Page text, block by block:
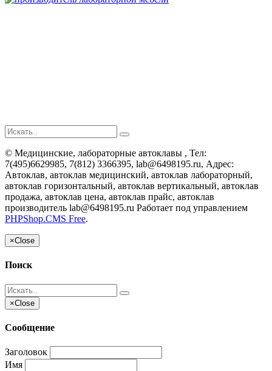
© Медицинские, лабораторные автоклавы , Тел:
7(495)6629985, 7(812) 3366395, lab@6498195.ru, Адрес:
Автоклав, автоклав медицинский, автоклав лабораторный,
автоклав горизонтальный, автоклав вертикальный, автоклав
продажа, автоклав цена, автоклав прайс, автоклав
производитель lab@6498195.ru Работает под управлением
PHPShop.CMS Free.
×Close
Поиск
×Close
Сообщение
Заголовок
Имя